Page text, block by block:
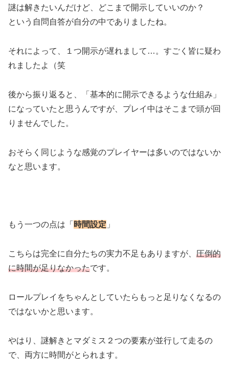
謎は解きたいんだけど、どこまで開示していいのか？
という自問自答が自分の中でありましたね。
それによって、１つ開示が遅れまして…。すごく皆に疑わ
れましたよ（笑
後から振り返ると、「基本的に開示できるような仕組み」
になっていたと思うんですが、プレイ中はそこまで頭が回
りませんでした。
おそらく同じような感覚のプレイヤーは多いのではないか
なと思います。
もう一つの点は「 時間設定 」
こちらは完全に自分たちの実力不足もありますが、 圧倒的
に時間が足りなかったです。
ロールプレイをちゃんとしていたらもっと足りなくなるの
ではないかと思います。
やはり、謎解きとマダミス２つの要素が並行して走るの
で、両方に時間がとられます。